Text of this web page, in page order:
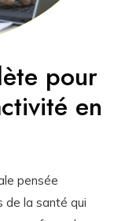
pour
en
pensée
de la santé qui